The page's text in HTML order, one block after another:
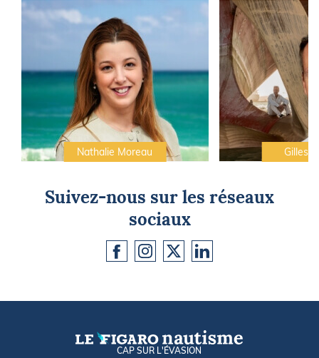
Nathalie Moreau Gilles
Suivez-nous sur les réseaux
sociaux
CAP SUR L'ÉVASION